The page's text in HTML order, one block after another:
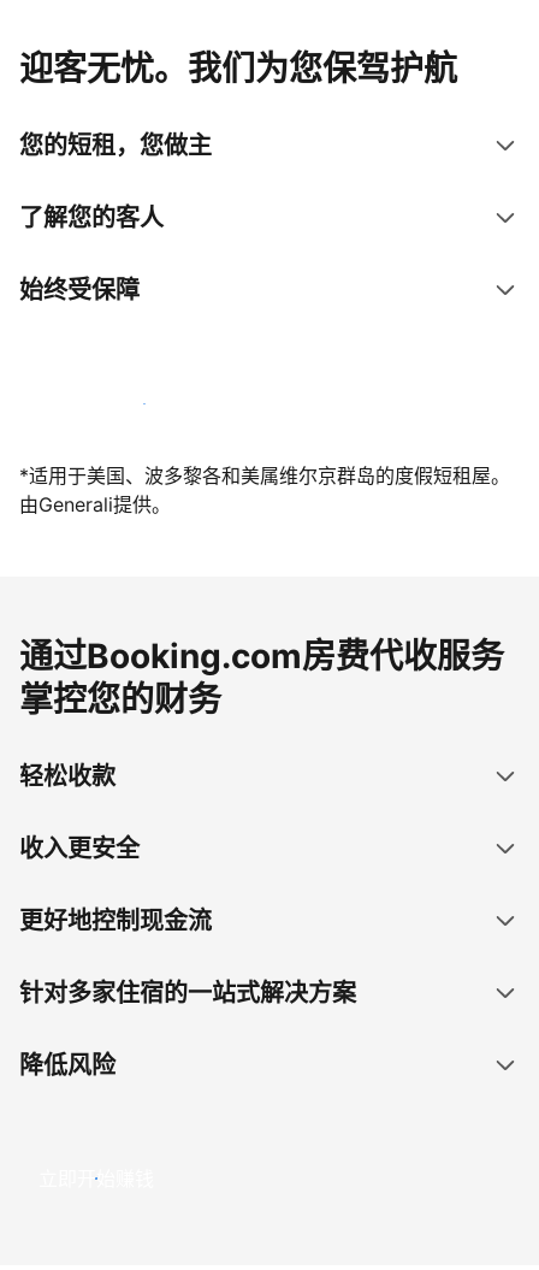
迎客无忧。我们为您保驾护航
您的短租，您做主
了解您的客人
始终受保障
立即与我们一起迎接客人
*适用于美国、波多黎各和美属维尔京群岛的度假短租屋。
由Generali提供。
通过Booking.com房费代收服务
掌控您的财务
轻松收款
收入更安全
更好地控制现金流
针对多家住宿的一站式解决方案
降低风险
立即开始赚钱